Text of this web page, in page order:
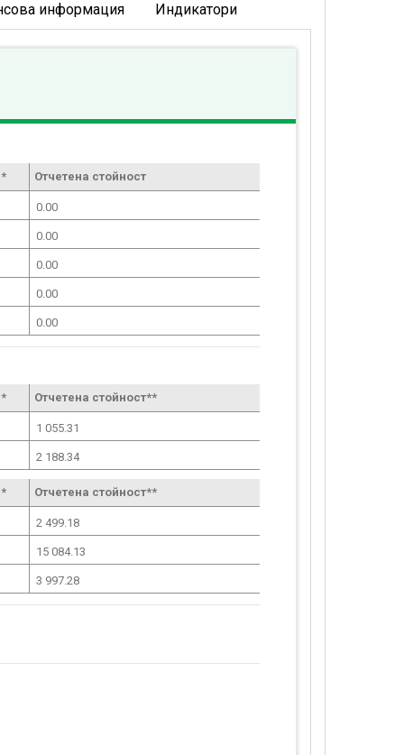
информация Индикатори
Отчетена стойност
0.00
0.00
0.00
0.00
0.00
Отчетена стойност**
1 055.31
2 188.34
Отчетена стойност**
2 499.18
15 084.13
3 997.28